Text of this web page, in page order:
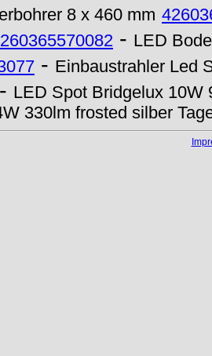
8 x 460 mm
- LED
- Einbaustrahler Led
- LED Spot Bridgelux 10W
330lm frosted silber